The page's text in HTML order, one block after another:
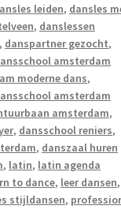
leiden, dansles
, danslessen
, danspartner gezocht,
amsterdam
moderne dans,
amsterdam
amsterdam,
, dansschool reniers,
, danszaal huren
, latin, latin agenda
to dance, leer dansen,
stijldansen,